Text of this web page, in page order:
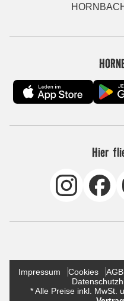
Hier
Impressum Cookies AGB
* Alle Preise inkl. MwSt.